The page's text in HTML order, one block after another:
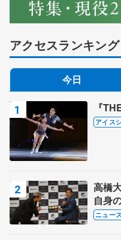
アクセスランキング
今日
『
アイス
高橋
自身
ス兄
ニュース